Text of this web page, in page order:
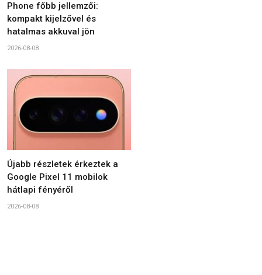
Phone főbb jellemzői:
kompakt kijelzővel és
hatalmas akkuval jön
2026-08-08
Újabb részletek érkeztek a
Google Pixel 11 mobilok
hátlapi fényéről
2026-08-08